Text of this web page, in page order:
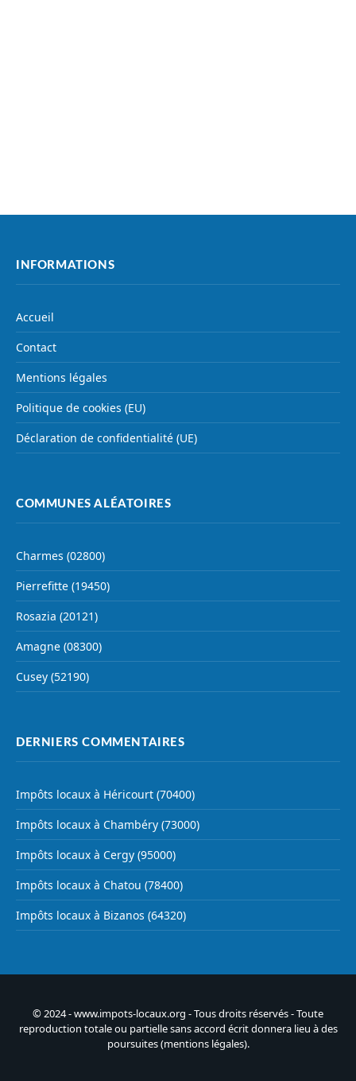
INFORMATIONS
Accueil
Contact
Mentions légales
Politique de cookies (EU)
Déclaration de confidentialité (UE)
COMMUNES ALÉATOIRES
Charmes (02800)
Pierrefitte (19450)
Rosazia (20121)
Amagne (08300)
Cusey (52190)
DERNIERS COMMENTAIRES
Impôts locaux à Héricourt (70400)
Impôts locaux à Chambéry (73000)
Impôts locaux à Cergy (95000)
Impôts locaux à Chatou (78400)
Impôts locaux à Bizanos (64320)
© 2024 - www.impots-locaux.org - Tous droits réservés - Toute
reproduction totale ou partielle sans accord écrit donnera lieu à des
poursuites (mentions légales).